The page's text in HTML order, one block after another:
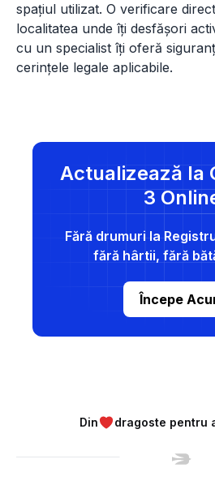
spațiul utilizat. O verificare
localitatea unde îți desfășori
cu un specialist îți oferă
cerințele legale aplicabile.
Actualizează la
3
Fără drumuri la
fără hârtii, fără
Începe
Din dragoste pentru